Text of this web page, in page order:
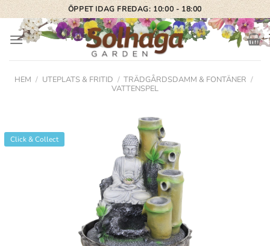
Skip
to
content
ÖPPET IDAG FREDAG: 10:00 - 18:00
HEM / UTEPLATS & FRITID / TRÄDGÅRDSDAMM & FONTÄNER /
VATTENSPEL
Click & Collect